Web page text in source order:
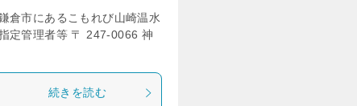
倉市にあるこもれび山崎温水
定管理者等 〒 247-0066 神
続きを読む